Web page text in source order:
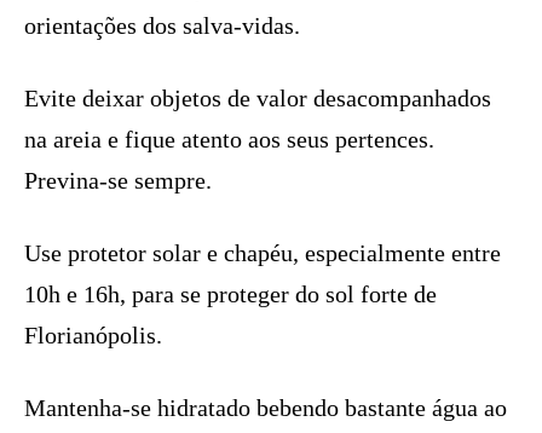
orientações dos salva-vidas.
Evite deixar objetos de valor desacompanhados
na areia e fique atento aos seus pertences.
Previna-se sempre.
Use protetor solar e chapéu, especialmente entre
10h e 16h, para se proteger do sol forte de
Florianópolis.
Mantenha-se hidratado bebendo bastante água ao